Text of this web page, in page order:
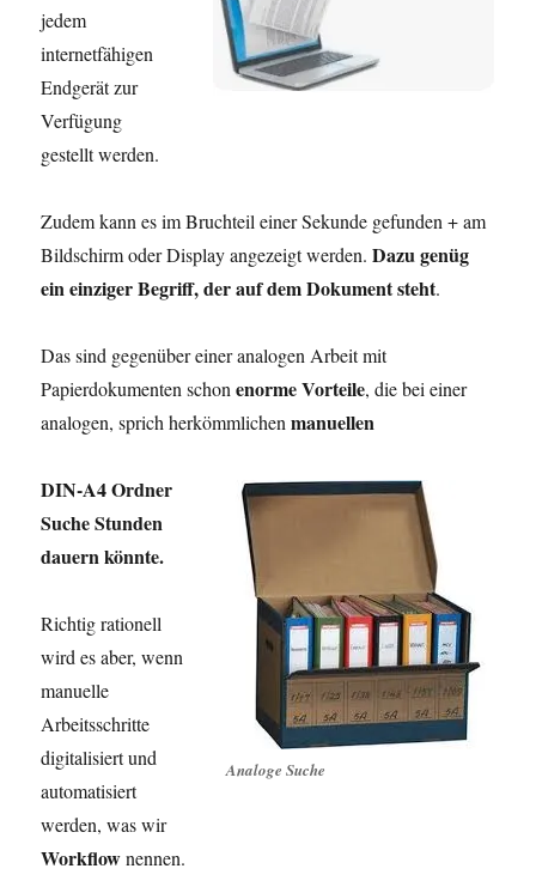
jedem
internetfähigen
Endgerät zur
Verfügung
gestellt werden.
Zudem kann es im Bruchteil einer Sekunde gefunden + am
Bildschirm oder Display angezeigt werden.Dazu genüg
ein einziger Begriff, der auf dem Dokument steht.
Das sind gegenüber einer analogen Arbeit mit
Papierdokumenten schonenorme Vorteile, die bei einer
analogen, sprich herkömmlichen manuellen
Analoge Suche
DIN-A4 Ordner
Suche Stunden
dauern könnte.
Richtig rationell
wird es aber, wenn
manuelle
Arbeitsschritte
digitalisiert und
automatisiert
werden, was wir
Workflownennen.